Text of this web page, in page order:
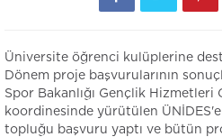
Üniversite öğrenci kulüplerine
Dönem proje başvurularının
Spor Bakanlığı Gençlik Hizmetleri
koordinesinde yürütülen
topluğu başvuru yaptı ve bütün